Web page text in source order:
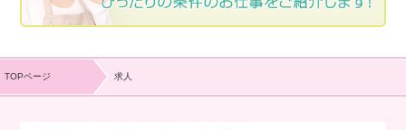
TOPページ 求人